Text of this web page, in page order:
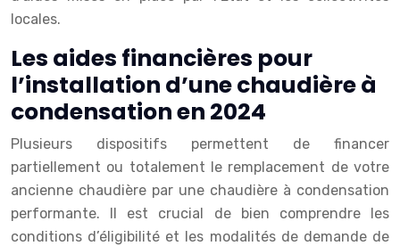
locales.
Les aides financières pour
l’installation d’une chaudière à
condensation en 2024
Plusieurs dispositifs permettent de financer
partiellement ou totalement le remplacement de votre
ancienne chaudière par une chaudière à condensation
performante. Il est crucial de bien comprendre les
conditions d’éligibilité et les modalités de demande de